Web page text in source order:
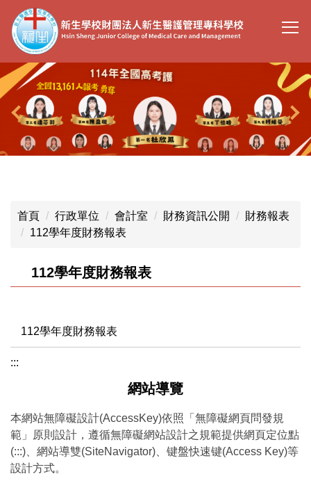
到
主
要
內
容
區
首頁 行政單位 會計室 財務資訊公開
財務報表
112學年度財務報表
112學年度財務報表
112學年度財務報表
:::
網站導覽
本網站無障礙設計(AccessKey)依照「無障礙網頁問發規
範」原則設計，遵循無障礙網站設計之規範提供網頁定位點
(:::)、網站導雙(SiteNavigator)、键盤快速键(Access Key)等
設計方式。